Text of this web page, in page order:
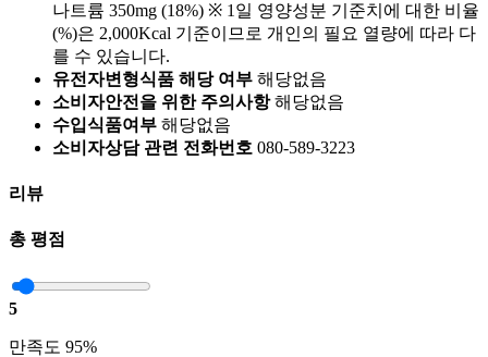
나트륨 350mg (18%) ※ 1일 영양성분 기준치에 대한 비율
(%)은 2,000Kcal 기준이므로 개인의 필요 열량에 따라 다
를 수 있습니다.
유전자변형식품 해당 여부 해당없음
소비자안전을 위한 주의사항 해당없음
수입식품여부 해당없음
소비자상담 관련 전화번호 080-589-3223
리뷰
총 평점
5
만족도 95%